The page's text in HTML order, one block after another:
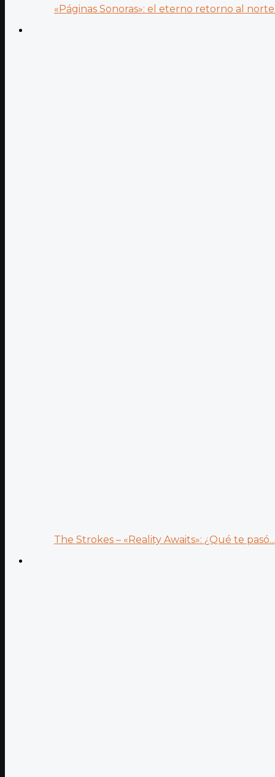
«Páginas Sonoras»: el eterno retorno al norte
The Strokes – «Reality Awaits»: ¿Qué te pasó...